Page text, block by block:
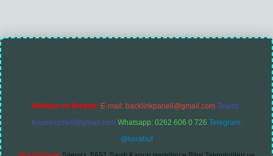
Reklam ve İletişim: E-mail: backlinkpaneli@gmail.com Teams:
forumhizmeti@gmail.com Whatsapp: 0262 606 0 726 Telegram:
@karabul